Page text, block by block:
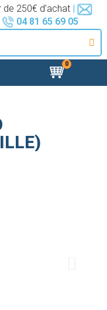
250€ d’achat
04 81 65 69 05